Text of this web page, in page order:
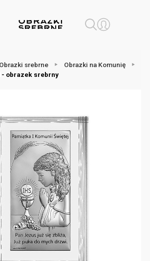
Obrazki srebrne
Obrazki na Komunię
- obrazek srebrny